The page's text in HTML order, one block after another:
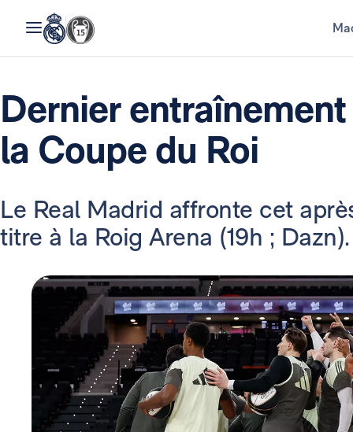
Dernier
la Coupe du Roi
Le Real Madrid affronte cet
titre à la Roig Arena (19h ; Dazn).